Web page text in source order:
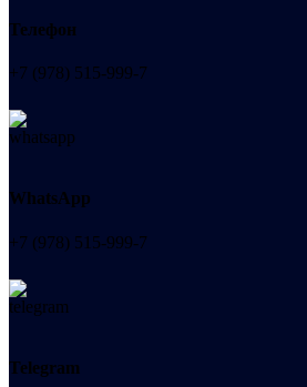
Телефон
+7 (978) 515-999-7
WhatsApp
+7 (978) 515-999-7
Telegram